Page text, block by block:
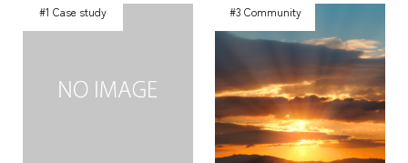
#1 Case study #3 Community